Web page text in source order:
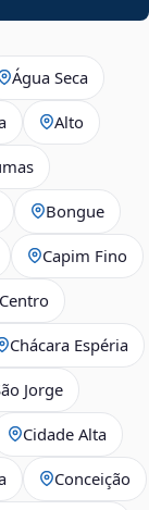
Água Seca
Alto
Bongue
Capim Fino
Centro
Chácara Espéria
Jorge
Cidade Alta
Conceição